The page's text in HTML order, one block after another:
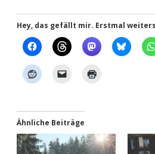
Hey, das gefällt mir. Erstmal
Ähnliche Beiträge